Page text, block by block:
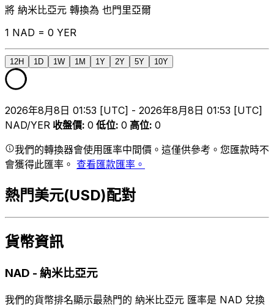
將 納米比亞元 轉換為 也門里亞爾
1 NAD = 0 YER
12H 1D 1W 1M 1Y 2Y 5Y 10Y
2026年8月8日 01:53 [UTC] - 2026年8月8日 01:53 [UTC]
NAD/YER 收盤價: 0 低位: 0 高位: 0
我們的轉換器會使用匯率中間價。這僅供參考。您匯款時不
會獲得此匯率。 查看匯款匯率。
熱門美元(USD)配對
貨幣資訊
NAD - 納米比亞元
我們的貨幣排名顯示最熱門的 納米比亞元 匯率是 NAD 兌換